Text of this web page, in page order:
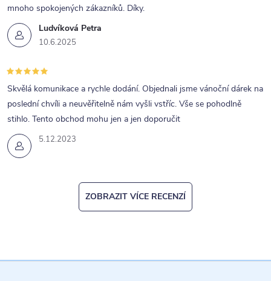
Ludvíková Petra
10.6.2025
mnoho spokojených zákazníků. Díky.
5.12.2023
Skvělá komunikace a rychle dodání. Objednali jsme vánoční dárek na
poslední chvíli a neuvěřitelně nám vyšli vstříc. Vše se pohodlně
stihlo. Tento obchod mohu jen a jen doporučit
ZOBRAZIT VÍCE RECENZÍ